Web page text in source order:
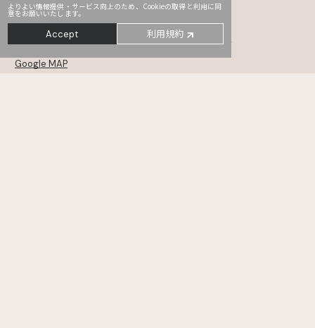
よりよい情報提供・サービス向上のため、Cookieの取得と利用に同
意をお願いいたします。
Accept 利用規約
Head Office PRO2 Third
〒107-0052 東京都港区赤坂2-14-5 Daiwa赤坂ビル 5・6F
Google MAP